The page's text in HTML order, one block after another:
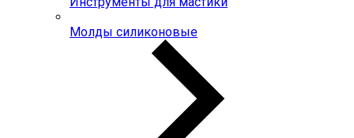
Молды силиконовые